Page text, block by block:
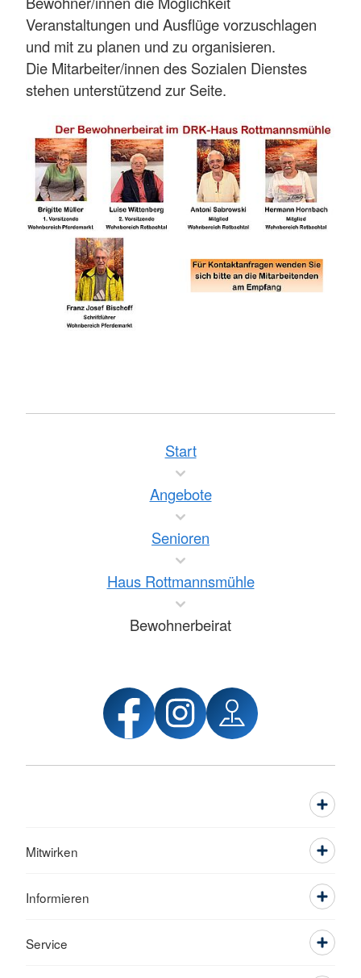
Veranstaltungen und Ausflüge vorzuschlagen
und mit zu planen und zu organisieren.
Die Mitarbeiter/innen des Sozialen Dienstes
stehen unterstützend zur Seite.
Start
Angebote
Senioren
Haus Rottmannsmühle
Bewohnerbeirat
Mitwirken
Informieren
Service